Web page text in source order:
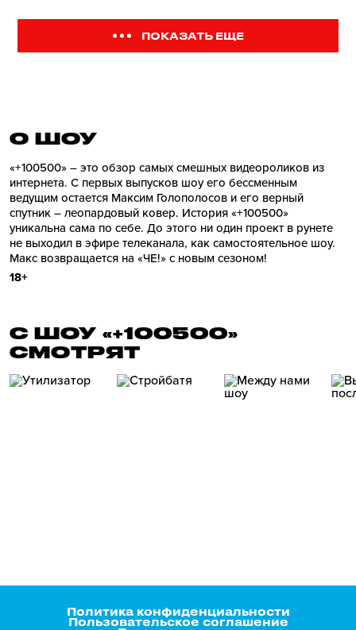
ПОКАЗАТЬ ЕЩЕ
О ШОУ
«+100500» – это обзор самых смешных видеороликов из
интернета. С первых выпусков шоу его бессменным
ведущим остается Максим Голополосов и его верный
спутник – леопардовый ковер. История «+100500»
уникальна сама по себе. До этого ни один проект в рунете
не выходил в эфире телеканала, как самостоятельное шоу.
Макс возвращается на «ЧЕ!» с новым сезоном!
18+
С ШОУ «+100500»
СМОТРЯТ
Политика конфиденциальности
Пользовательское соглашение